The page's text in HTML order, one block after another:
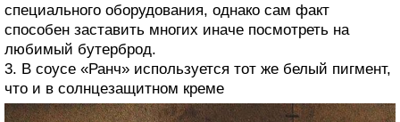
специального оборудования, однако сам факт
способен заставить многих иначе посмотреть на
любимый бутерброд.
3. В соусе «Ранч» используется тот же белый пигмент,
что и в солнцезащитном креме